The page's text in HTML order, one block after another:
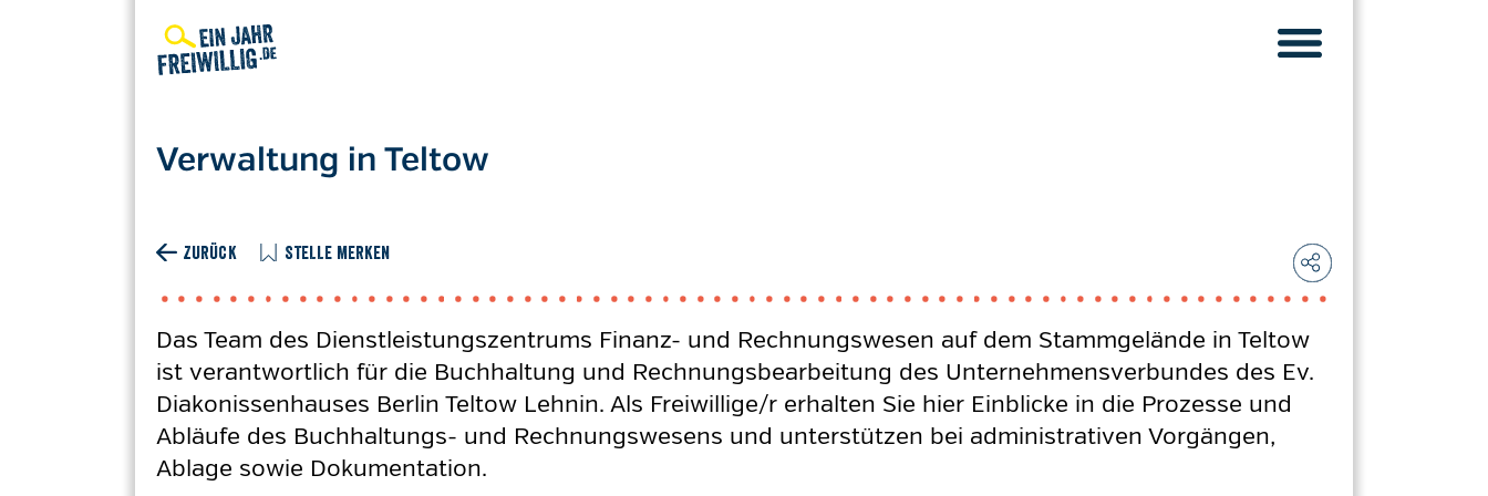
Verwaltung in Teltow
ZURÜCK STELLE MERKEN
Das Team des Dienstleistungszentrums Finanz- und Rechnungswesen auf dem Stammgelände in Teltow
ist verantwortlich für die Buchhaltung und Rechnungsbearbeitung des Unternehmensverbundes des Ev.
Diakonissenhauses Berlin Teltow Lehnin. Als Freiwillige/r erhalten Sie hier Einblicke in die Prozesse und
Abläufe des Buchhaltungs- und Rechnungswesens und unterstützen bei administrativen Vorgängen,
Ablage sowie Dokumentation.